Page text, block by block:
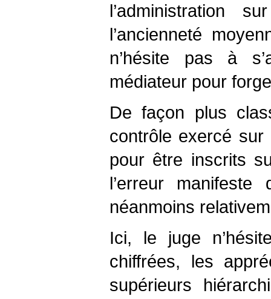
l’administration
l’ancienneté
n’hésite pas à
médiateur pour
De façon plus
contrôle exercé
pour être inscrits
l’erreur manifeste
néanmoins
Ici, le juge
chiffrées, les
supérieurs